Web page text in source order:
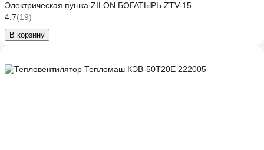
Электрическая пушка ZILON БОГАТЫРЬ ZTV-15
4.7(19)
В корзину